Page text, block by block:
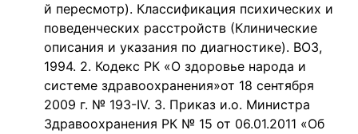
й пересмотр). Классификация психических и
поведенческих расстройств (Клинические
описания и указания по диагностике). ВОЗ,
1994. 2. Кодекс РК «О здоровье народа и
системе здравоохранения»от 18 сентября
2009 г. № 193-IV. 3. Приказ и.о. Министра
Здравоохранения РК № 15 от 06.01.2011 «Об